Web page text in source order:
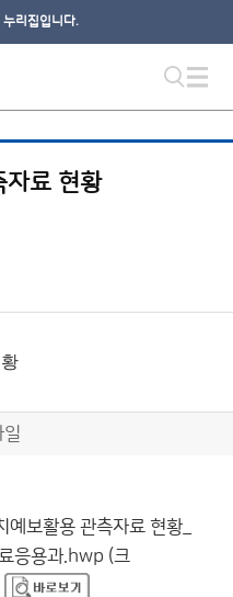
리집입니다.
료 현황
일
보활용 관측자료 현황_
응용과.hwp (크